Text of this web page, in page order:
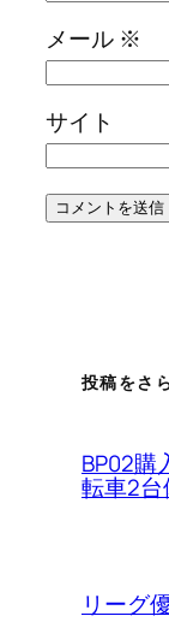
メール ※
サイト
投稿をさ
BP02購
転車2台
リーグ